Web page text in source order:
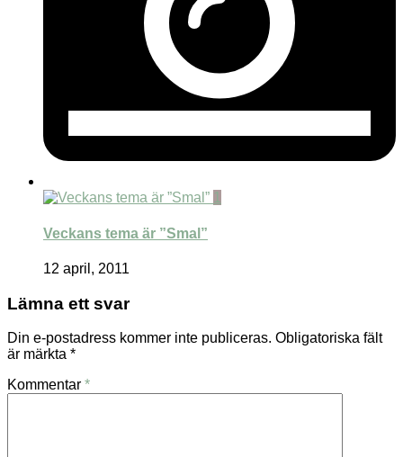
1
Veckans tema är ”Smal”
12 april, 2011
Lämna ett svar
Din e-postadress kommer inte publiceras. Obligatoriska fält
är märkta *
Kommentar *